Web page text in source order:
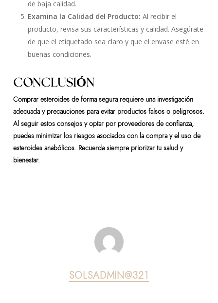
de baja calidad.
Examina la Calidad del Producto: Al recibir el
producto, revisa sus características y calidad. Asegúrate
de que el etiquetado sea claro y que el envase esté en
buenas condiciones.
CONCLUSIÓN
Comprar esteroides de forma segura requiere una investigación
adecuada y precauciones para evitar productos falsos o peligrosos.
Al seguir estos consejos y optar por proveedores de confianza,
puedes minimizar los riesgos asociados con la compra y el uso de
esteroides anabólicos. Recuerda siempre priorizar tu salud y
bienestar.
SOLSADMIN@321